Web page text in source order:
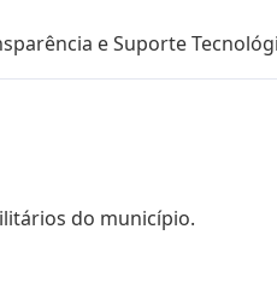
e Suporte
do município.